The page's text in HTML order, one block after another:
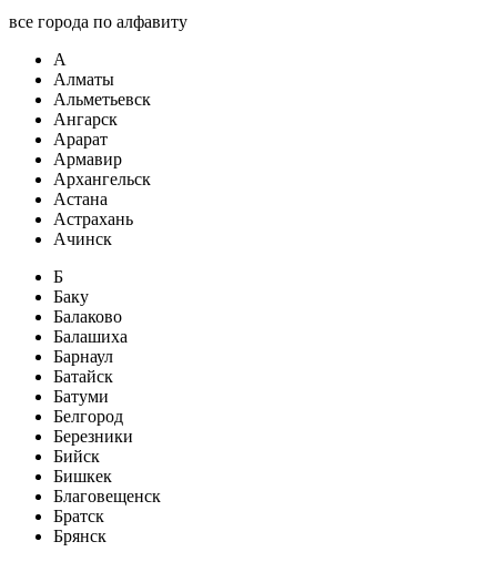
все города по алфавиту
А
Алматы
Альметьевск
Ангарск
Арарат
Армавир
Архангельск
Астана
Астрахань
Ачинск
Б
Баку
Балаково
Балашиха
Барнаул
Батайск
Батуми
Белгород
Березники
Бийск
Бишкек
Благовещенск
Братск
Брянск